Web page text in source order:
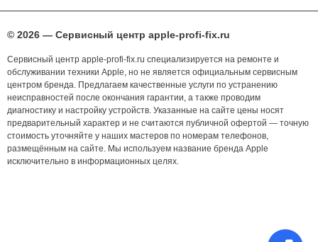
© 2026 — Сервисный центр apple-profi-fix.ru
Сервисный центр apple-profi-fix.ru специализируется на ремонте и
обслуживании техники Apple, но не является официальным сервисным
центром бренда. Предлагаем качественные услуги по устранению
неисправностей после окончания гарантии, а также проводим
диагностику и настройку устройств. Указанные на сайте цены носят
предварительный характер и не считаются публичной офертой — точную
стоимость уточняйте у наших мастеров по номерам телефонов,
размещённым на сайте. Мы используем название бренда Apple
исключительно в информационных целях.